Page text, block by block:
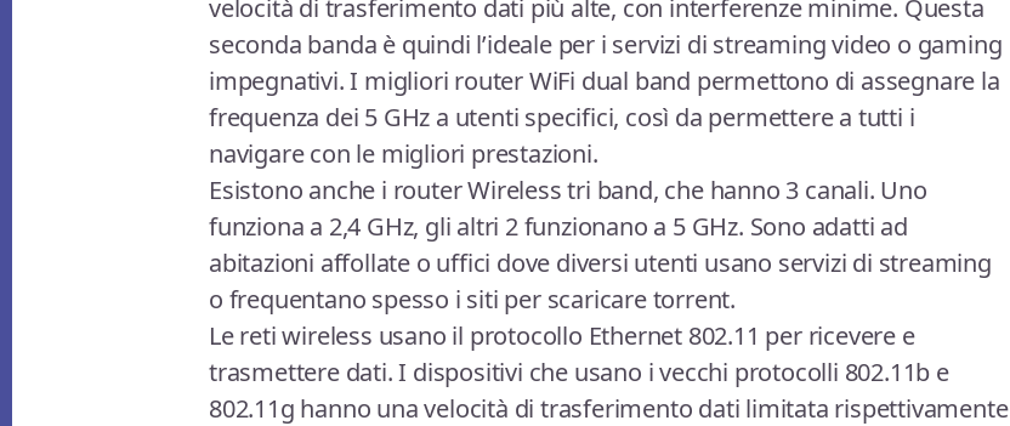
velocità di trasferimento dati più alte, con interferenze minime. Questa
seconda banda è quindi l’ideale per i servizi di streaming video o gaming
impegnativi. I migliori router WiFi dual band permettono di assegnare la
frequenza dei 5 GHz a utenti specifici, così da permettere a tutti i
navigare con le migliori prestazioni.
Esistono anche i router Wireless tri band, che hanno 3 canali. Uno
funziona a 2,4 GHz, gli altri 2 funzionano a 5 GHz. Sono adatti ad
abitazioni affollate o uffici dove diversi utenti usano servizi di streaming
o frequentano spesso i siti per scaricare torrent.
Le reti wireless usano il protocollo Ethernet 802.11 per ricevere e
trasmettere dati. I dispositivi che usano i vecchi protocolli 802.11b e
802.11g hanno una velocità di trasferimento dati limitata rispettivamente